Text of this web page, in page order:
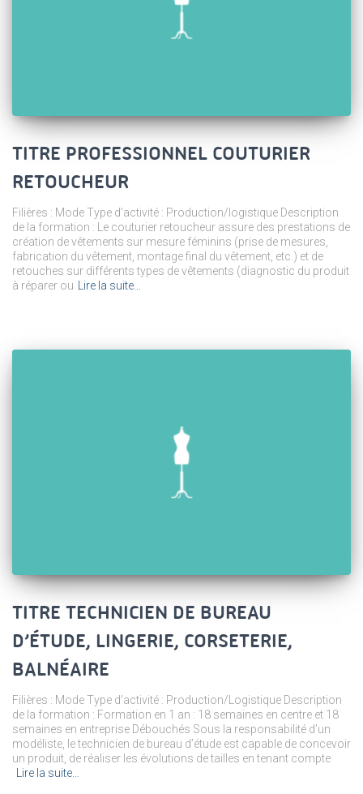
TITRE PROFESSIONNEL COUTURIER
RETOUCHEUR
Filières : Mode Type d’activité : Production/logistique Description
de la formation : Le couturier retoucheur assure des prestations de
création de vêtements sur mesure féminins (prise de mesures,
fabrication du vêtement, montage final du vêtement, etc.) et de
retouches sur différents types de vêtements (diagnostic du produit
à réparer ou
Lire la suite…
TITRE TECHNICIEN DE BUREAU
D’ÉTUDE, LINGERIE, CORSETERIE,
BALNÉAIRE
Filières : Mode Type d’activité : Production/Logistique Description
de la formation : Formation en 1 an : 18 semaines en centre et 18
semaines en entreprise Débouchés Sous la responsabilité d’un
modéliste, le technicien de bureau d’étude est capable de concevoir
un produit, de réaliser les évolutions de tailles en tenant compte
Lire la suite…